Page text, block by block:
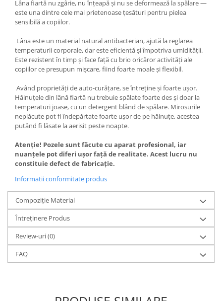
Lâna fiartă nu zgârie, nu înțeapă și nu se deformează la spălare —
este una dintre cele mai prietenoase țesături pentru pielea
sensibilă a copiilor.
Lâna este un material natural antibacterian, ajută la reglarea
temperaturii corporale, dar este eficientă și împotriva umidității.
Este rezistent în timp și face față cu brio oricăror activități ale
copiilor ce presupun mișcare, fiind foarte moale și flexibil.
Având proprietăți de auto-curățare, se întreține și foarte ușor.
Hăinuțele din lână fiartă nu trebuie spălate foarte des și doar la
temperaturi joase, cu un detergent blând de spălare. Mirosurile
neplăcute pot fi îndepărtate foarte ușor de pe hăinuțe, acestea
putând fi lăsate la aerisit peste noapte.
Atenție! Pozele sunt făcute cu aparat profesional, iar
nuanțele pot diferi ușor față de realitate. Acest lucru nu
constituie defect de fabricație.
Informatii conformitate produs
Compoziție Material
Întreținere Produs
Review-uri(0)
FAQ